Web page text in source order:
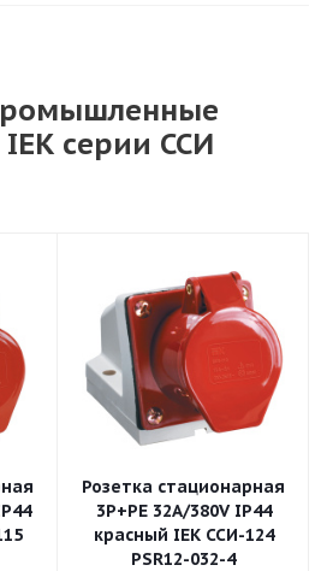
серии ССИ
Розетка стационарная
3P+РЕ 32A/380V IP44
красный IEK ССИ-124
PSR12-032-4